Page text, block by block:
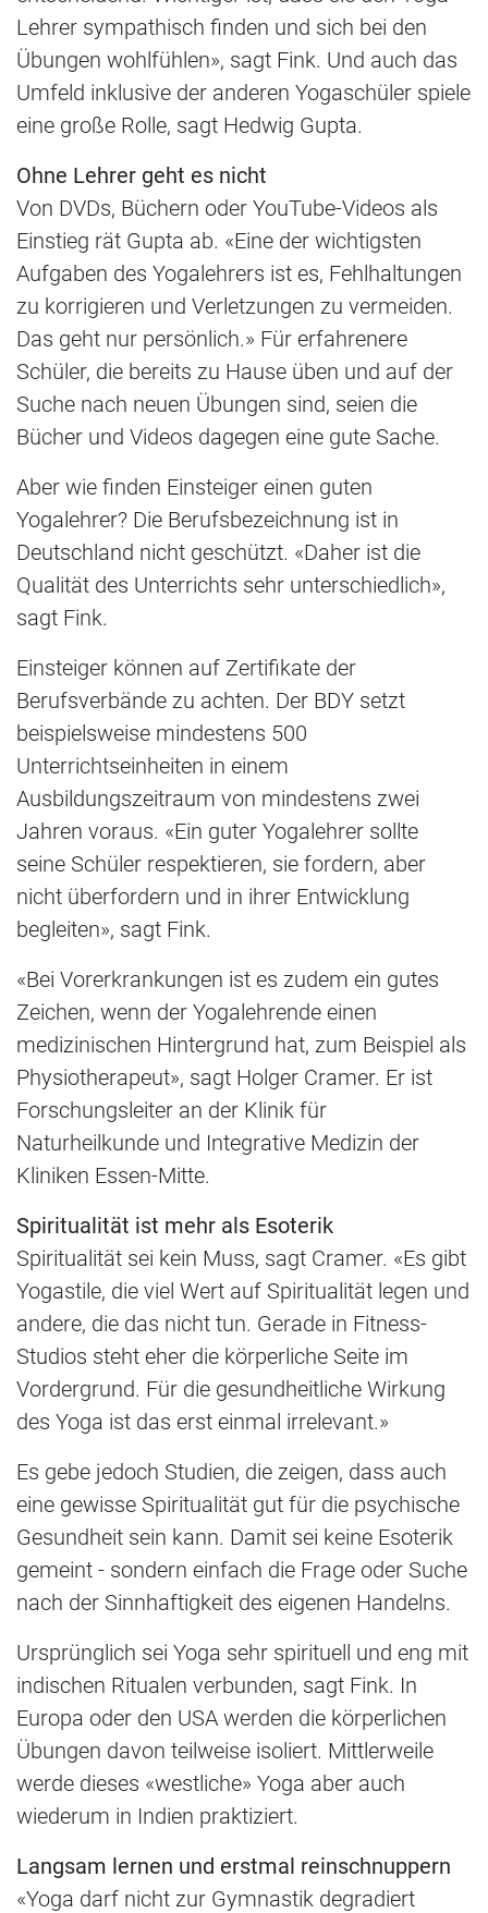
Lehrer sympathisch finden und sich bei den
Übungen wohlfühlen», sagt Fink. Und auch das
Umfeld inklusive der anderen Yogaschüler spiele
eine große Rolle, sagt Hedwig Gupta.
Ohne Lehrer geht es nicht
Von DVDs, Büchern oder YouTube-Videos als
Einstieg rät Gupta ab. «Eine der wichtigsten
Aufgaben des Yogalehrers ist es, Fehlhaltungen
zu korrigieren und Verletzungen zu vermeiden.
Das geht nur persönlich.» Für erfahrenere
Schüler, die bereits zu Hause üben und auf der
Suche nach neuen Übungen sind, seien die
Bücher und Videos dagegen eine gute Sache.
Aber wie finden Einsteiger einen guten
Yogalehrer? Die Berufsbezeichnung ist in
Deutschland nicht geschützt. «Daher ist die
Qualität des Unterrichts sehr unterschiedlich»,
sagt Fink.
Einsteiger können auf Zertifikate der
Berufsverbände zu achten. Der BDY setzt
beispielsweise mindestens 500
Unterrichtseinheiten in einem
Ausbildungszeitraum von mindestens zwei
Jahren voraus. «Ein guter Yogalehrer sollte
seine Schüler respektieren, sie fordern, aber
nicht überfordern und in ihrer Entwicklung
begleiten», sagt Fink.
«Bei Vorerkrankungen ist es zudem ein gutes
Zeichen, wenn der Yogalehrende einen
medizinischen Hintergrund hat, zum Beispiel als
Physiotherapeut», sagt Holger Cramer. Er ist
Forschungsleiter an der Klinik für
Naturheilkunde und Integrative Medizin der
Kliniken Essen-Mitte.
Spiritualität ist mehr als Esoterik
Spiritualität sei kein Muss, sagt Cramer. «Es gibt
Yogastile, die viel Wert auf Spiritualität legen und
andere, die das nicht tun. Gerade in Fitness-
Studios steht eher die körperliche Seite im
Vordergrund. Für die gesundheitliche Wirkung
des Yoga ist das erst einmal irrelevant.»
Es gebe jedoch Studien, die zeigen, dass auch
eine gewisse Spiritualität gut für die psychische
Gesundheit sein kann. Damit sei keine Esoterik
gemeint - sondern einfach die Frage oder Suche
nach der Sinnhaftigkeit des eigenen Handelns.
Ursprünglich sei Yoga sehr spirituell und eng mit
indischen Ritualen verbunden, sagt Fink. In
Europa oder den USA werden die körperlichen
Übungen davon teilweise isoliert. Mittlerweile
werde dieses «westliche» Yoga aber auch
wiederum in Indien praktiziert.
Langsam lernen und erstmal reinschnuppern
«Yoga darf nicht zur Gymnastik degradiert